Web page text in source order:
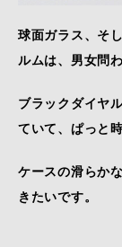
球面ガラス、そ
ルムは、男女問
ブラックダイヤ
ていて、ぱっと
ケースの滑らか
きたいです。